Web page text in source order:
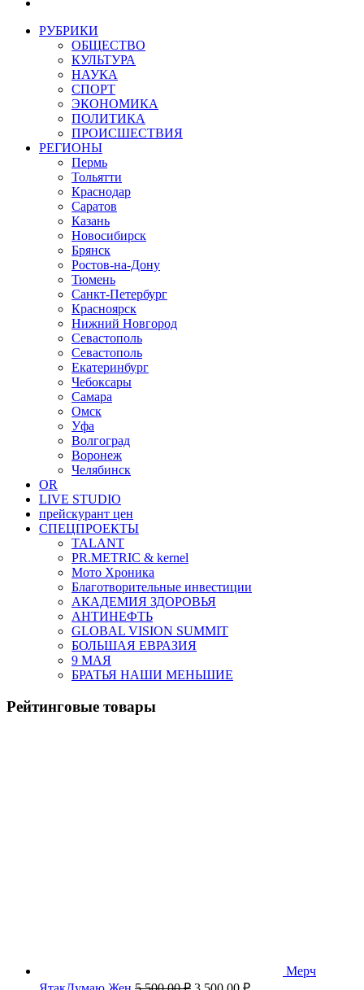
РУБРИКИ
ОБЩЕСТВО
КУЛЬТУРА
НАУКА
СПОРТ
ЭКОНОМИКА
ПОЛИТИКА
ПРОИСШЕСТВИЯ
РЕГИОНЫ
Пермь
Тольятти
Краснодар
Саратов
Казань
Новосибирск
Брянск
Ростов-на-Дону
Тюмень
Санкт-Петербург
Красноярск
Нижний Новгород
Севастополь
Севастополь
Екатеринбург
Чебоксары
Самара
Омск
Уфа
Волгоград
Воронеж
Челябинск
OR
LIVE STUDIO
прейскурант цен
СПЕЦПРОЕКТЫ
TALANT
PR.METRIC & kernel
Мото Хроника
Благотворительные инвестиции
АКАДЕМИЯ ЗДОРОВЬЯ
АНТИНЕФТЬ
GLOBAL VISION SUMMIT
БОЛЬШАЯ ЕВРАЗИЯ
9 МАЯ
БРАТЬЯ НАШИ МЕНЬШИЕ
Рейтинговые товары
Мерч
Первоначальная
Текущая